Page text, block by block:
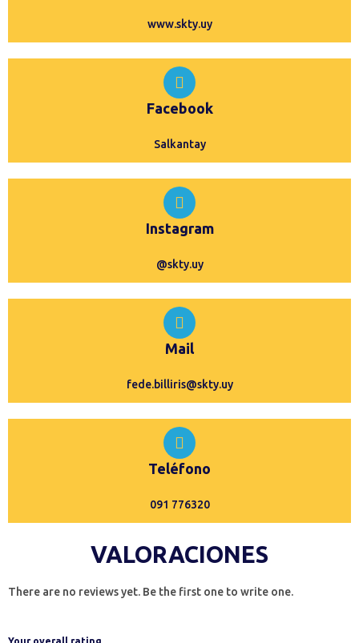
www.skty.uy
Facebook
Salkantay
Instagram
@skty.uy
Mail
fede.billiris@skty.uy
Teléfono
091 776320
VALORACIONES
There are no reviews yet. Be the first one to write one.